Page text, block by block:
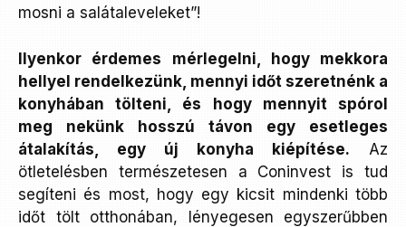
mosni a salátaleveleket”!
Ilyenkor érdemes mérlegelni, hogy mekkora
hellyel rendelkezünk, mennyi időt szeretnénk a
konyhában tölteni, és hogy mennyit spórol
meg nekünk hosszú távon egy esetleges
átalakítás, egy új konyha kiépítése. Az
ötletelésben természetesen a Coninvest is tud
segíteni és most, hogy egy kicsit mindenki több
időt tölt otthonában, lényegesen egyszerűbben